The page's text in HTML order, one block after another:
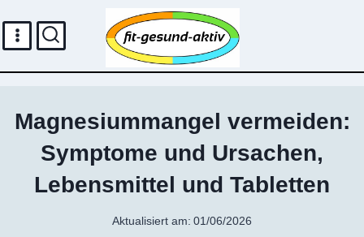
Inhalt
Magnesiummangel vermeiden:
Symptome und Ursachen,
Lebensmittel und Tabletten
Aktualisiert am: 01/06/2026